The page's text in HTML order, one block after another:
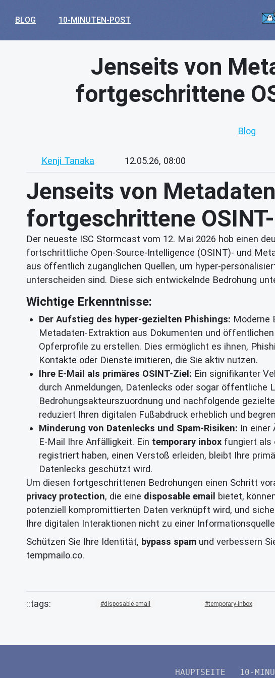
BLOG 10-MINUTEN-POST
Jenseits von
fortgeschrittene
Blog
Kenji Tanaka 12.05.26, 08:00
Jenseits von
fortgeschrittene
Der neueste ISC Stormcast vom 12. Mai 2026 hob einen
fortschrittliche Open-Source-Intelligence (OSINT)- und
aus öffentlich zugänglichen Quellen, um hyper-
unterscheiden sind. Diese sich entwickelnde Bedrohung
Wichtige Erkenntnisse:
Der Aufstieg des hyper-gezielten Phishings: Moderne
Metadaten-Extraktion aus Dokumenten und
Opferprofile zu erstellen. Dies ermöglicht es ihnen,
Kontakte oder Dienste imitieren, die Sie aktiv nutzen.
Ihre E-Mail als primäres OSINT-Ziel: Ein signifikanter
durch Anmeldungen, Datenlecks oder sogar öffentliche
Bedrohungsakteurszuordnung und nachfolgende
reduziert Ihren digitalen Fußabdruck erheblich und
Minderung von Datenlecks und Spam-Risiken: In einer
E-Mail Ihre Anfälligkeit. Ein temporary inbox fungiert als
registriert haben, einen Verstoß erleiden, bleibt Ihre
Datenlecks geschützt wird.
Um diesen fortgeschrittenen Bedrohungen einen Schritt
privacy protection, die eine disposable email bietet,
potenziell kompromittierten Daten verknüpft wird, und
Ihre digitalen Interaktionen nicht zu einer
Schützen Sie Ihre Identität, bypass spam und verbessern
tempmailo.co.
disposable-email temporary-inbox
HAUPTSEITE 10-